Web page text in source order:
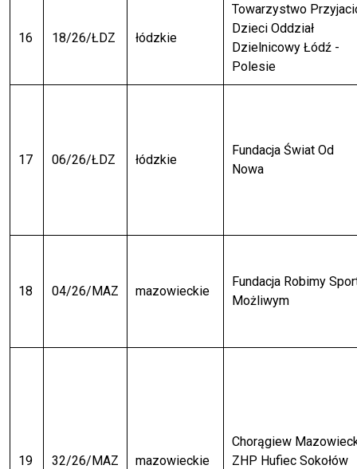
16 18/26/ŁDZ łódzkie
Towarzystwo
Dzieci Oddział
Dzielnicowy Łódź -
Polesie
17 06/26/ŁDZ łódzkie
Fundacja Świat Od
Nowa
18 04/26/MAZ mazowieckie
Fundacja Robimy
Możliwym
19 32/26/MAZ mazowieckie
Chorągiew
ZHP Hufiec Sokołów